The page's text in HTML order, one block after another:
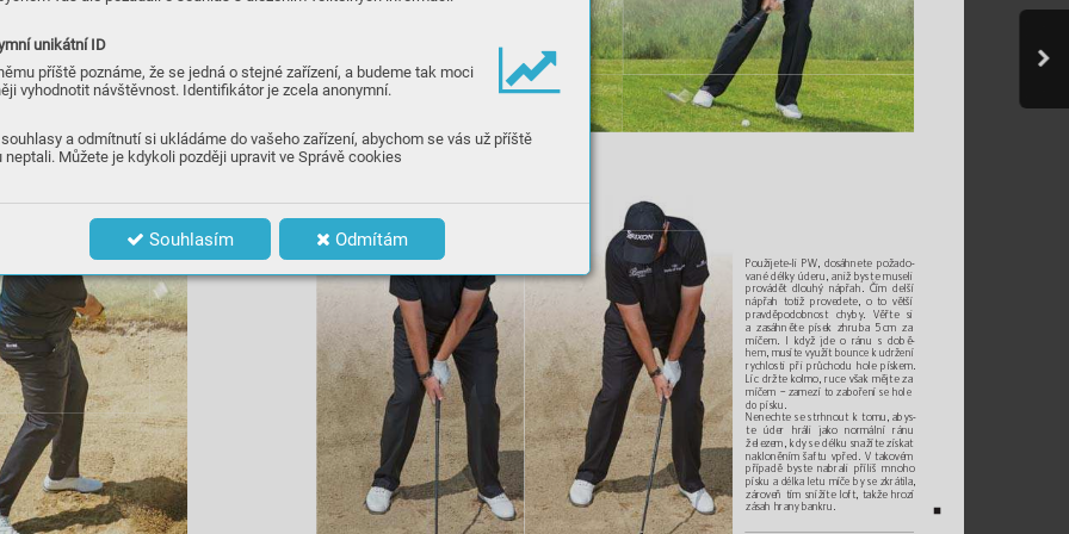
unikátní ID
příště poznáme, že se jedná o stejné zařízení, a budeme tak moci
vyhodnotit návštěvnost. Identifikátor je zcela anonymní.
a odmítnutí si ukládáme do vašeho zařízení, abychom se vás už příště
neptali. Můžete je kdykoli později upravit ve Správě cookies
Souhlasím Odmítám
zápěs tí, což podp
hole .
omentě zás ahu míče téměř vert ikálně,
isí s v yužitím spodní části hole a mělkým
Takový úder zároveň zmenšuje rizi-
Použijete-li PW, dosáhnete požado-
vané délky úderu, aniž byste museli
provádět dlouhý nápřah. Čím delší
nápřah totiž provedete, o to větší
pravděpodobnost chyby. Věřte si
a zasáhn ěte písek zhru ba 5 cm za
míčem. I když jde o ránu s dob ě-
hem, musíte využít bounce k udržení
rychlosti při průchodu hole pískem.
Líc držte kolmo, ruce však mějte za
míčem – zamezí to zaboření se hole
do písku.
Nenechte se strhnout k tomu , abys-
te úder hráli jako normální ránu
železem , kdy se délku snažíte získat
nakloněním šaftu vpřed. V takovém
případě byste nabrali pří liš mnoho
písku a délka letu míče by se zkrátila,
zároveň tím snížíte loft, takže hrozí
zásah hrany bankru.